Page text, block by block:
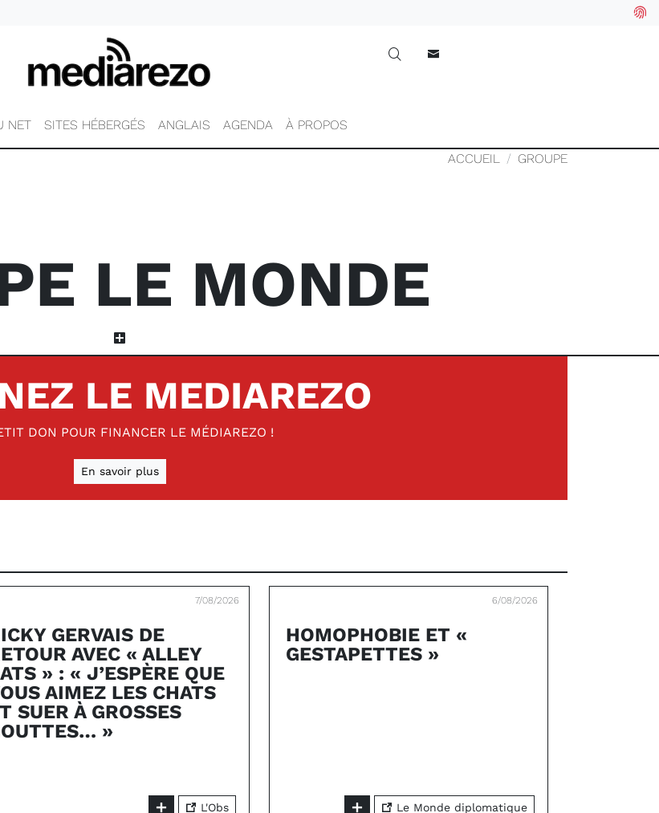
NET SITES HÉBERGÉS ANGLAIS AGENDA À PROPOS
ACCUEIL GROUPE
LE MONDE
LE MEDIAREZO
DON POUR FINANCER LE MÉDIAREZO !
En savoir plus
7/08/2026
GERVAIS DE
AVEC « ALLEY
» : « J’ESPÈRE QUE
AIMEZ LES CHATS
SUER À GROSSES
»
L'Obs
6/08/2026
HOMOPHOBIE ET «
GESTAPETTES »
Le Monde diplomatique